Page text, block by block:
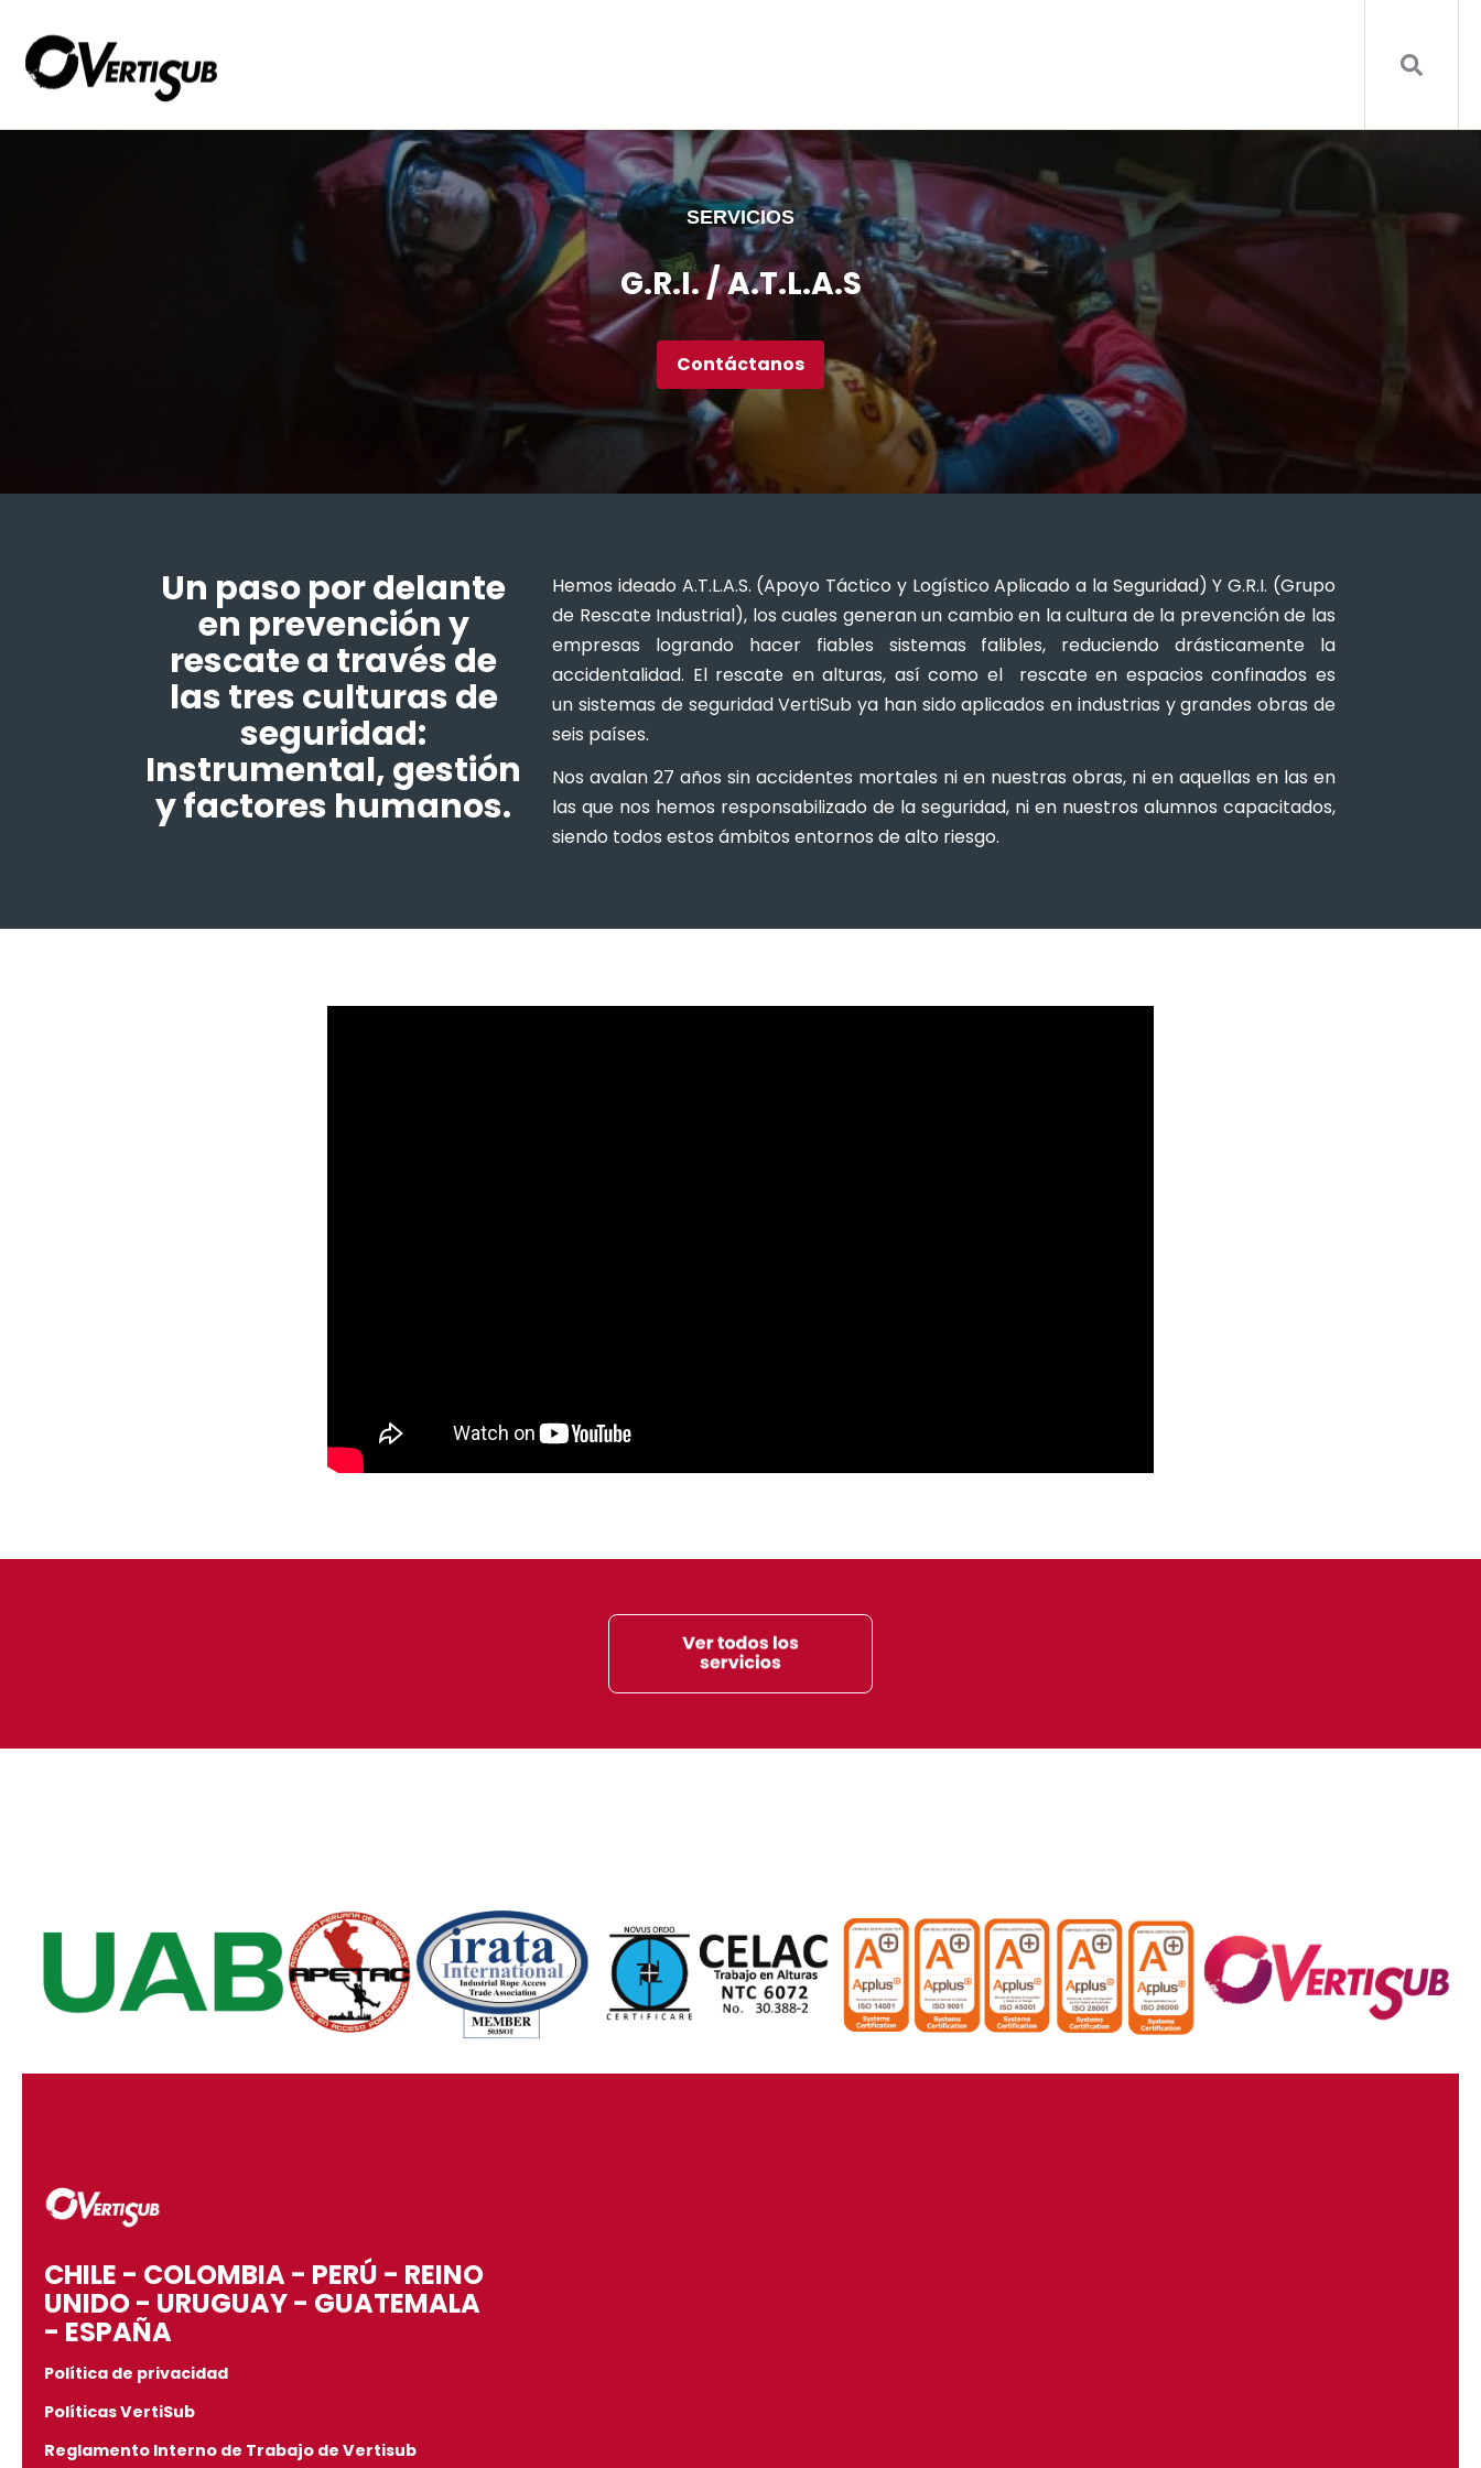
SERVICIOS
G.R.I. / A.T.L.A.S
Contáctanos
Un paso por delante
en prevención y
rescate a través de
las tres culturas de
seguridad:
Instrumental, gestión
y factores humanos.
Hemos ideado A.T.L.A.S. (Apoyo Táctico y Logístico Aplicado a la Seguridad) Y G.R.I. (Grupo
de Rescate Industrial), los cuales generan un cambio en la cultura de la prevención de las
empresas logrando hacer fiables sistemas falibles, reduciendo drásticamente la
accidentalidad. El rescate en alturas, así como el rescate en espacios confinados es
un sistemas de seguridad VertiSub ya han sido aplicados en industrias y grandes obras de
seis países.
Nos avalan 27 años sin accidentes mortales ni en nuestras obras, ni en aquellas en las en
las que nos hemos responsabilizado de la seguridad, ni en nuestros alumnos capacitados,
siendo todos estos ámbitos entornos de alto riesgo.
CHILE - COLOMBIA - PERÚ - REINO
UNIDO - URUGUAY - GUATEMALA
- ESPAÑA
Política de privacidad
Políticas VertiSub
Reglamento Interno de Trabajo de Vertisub